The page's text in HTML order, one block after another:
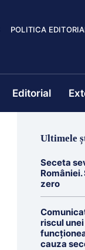
POLITICA
Editorial
Ultimele
Seceta
zero
riscul
cauza